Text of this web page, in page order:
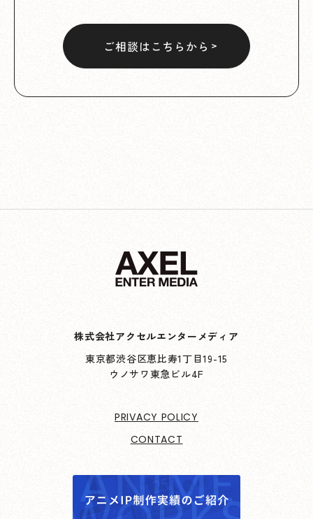
ご相談はこちらから
株式会社アクセルエンターメディア
東京都渋谷区恵比寿1丁目19-15
ウノサワ東急ビル4F
PRIVACY POLICY
CONTACT